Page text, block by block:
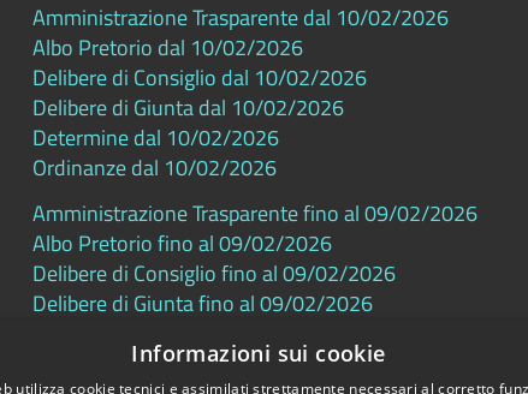
Amministrazione Trasparente dal 10/02/2026
Albo Pretorio dal 10/02/2026
Delibere di Consiglio dal 10/02/2026
Delibere di Giunta dal 10/02/2026
Determine dal 10/02/2026
Ordinanze dal 10/02/2026
Amministrazione Trasparente fino al 09/02/2026
Albo Pretorio fino al 09/02/2026
Delibere di Consiglio fino al 09/02/2026
Delibere di Giunta fino al 09/02/2026
Ordinanze fino al 09/02/2026
Informazioni sui cookie
utilizza cookie tecnici e assimilati strettamente necessari al corretto